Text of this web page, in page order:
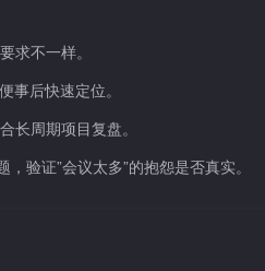
求不一样。
后快速定位。
长周期项目复盘。
验证”会议太多”的抱怨是否真实。